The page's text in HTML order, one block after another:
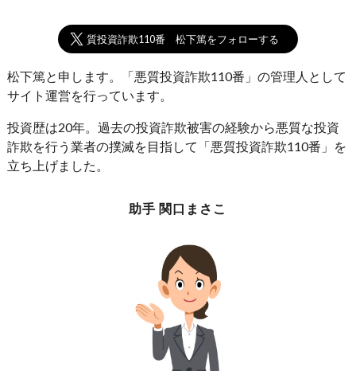
悪質投資詐欺110番 松下篤をフォローする
松下篤と申します。「悪質投資詐欺110番」の管理人として
サイト運営を行っています。
投資歴は20年。過去の投資詐欺被害の経験から悪質な投資
詐欺を行う業者の撲滅を目指して「悪質投資詐欺110番」を
立ち上げました。
助手 関口まさこ